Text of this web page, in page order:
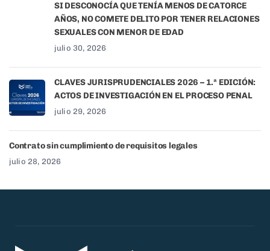
SI DESCONOCÍA QUE TENÍA MENOS DE CATORCE
AÑOS, NO COMETE DELITO POR TENER RELACIONES
SEXUALES CON MENOR DE EDAD
julio 30, 2026
CLAVES JURISPRUDENCIALES 2026 – 1.ª EDICIÓN:
ACTOS DE INVESTIGACIÓN EN EL PROCESO PENAL
julio 29, 2026
Contrato sin cumplimiento de requisitos legales
julio 28, 2026